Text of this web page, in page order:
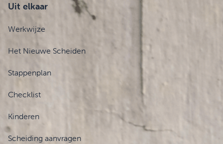
Uit elkaar
Werkwijze
Het Nieuwe Scheiden
Stappenplan
Checklist
Kinderen
Scheiding aanvragen